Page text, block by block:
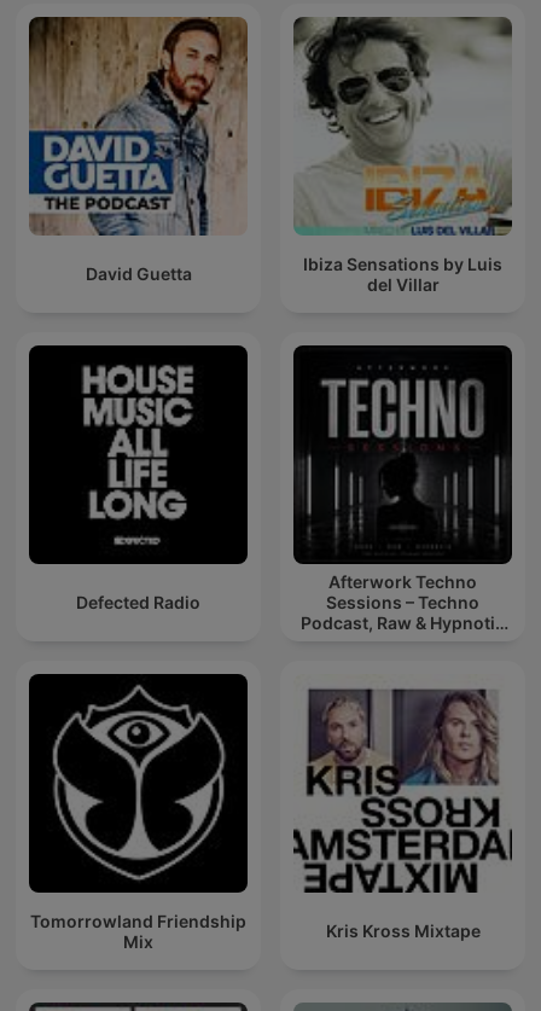
David Guetta
Ibiza Sensations by Luis
del Villar
Defected Radio
Afterwork Techno
Sessions – Techno
Podcast, Raw & Hypnotic
Tomorrowland Friendship
Mix
Kris Kross Mixtape